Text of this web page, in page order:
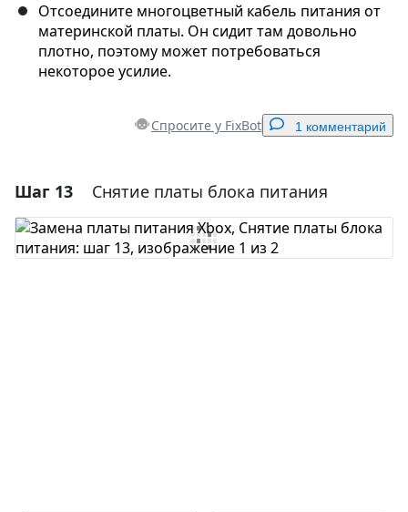
Отсоедините многоцветный кабель питания от
материнской платы. Он сидит там довольно
плотно, поэтому может потребоваться
некоторое усилие.
Спросите у FixBot 1 комментарий
Добавить комментарий
Добавить комментарий
Шаг 13 Снятие платы блока питания